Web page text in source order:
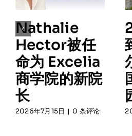
Nathalie
Hector被任
命为 Excelia
商学院的新院
长
2026年7月15日 | 0 条评论